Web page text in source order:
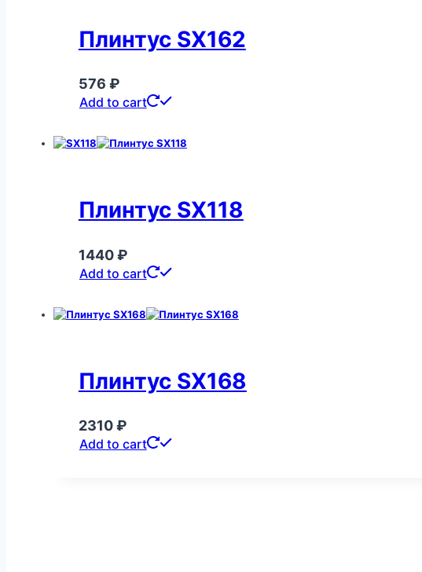
Плинтус SX162
576 ₽
Add to cart
Плинтус SX118
1440₽
Add to cart
Плинтус SX168
2310₽
Add to cart